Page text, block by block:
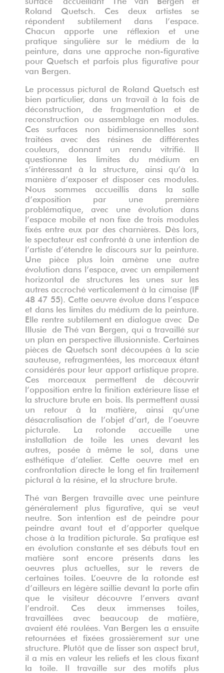
Roland Quetsch. Ces deux artistes se
répondent subtilement dans l’espace.
Chacun apporte une réflexion et une
pratique singulière sur le médium de la
peinture, dans une approche non-figurative
pour Quetsch et parfois plus figurative pour
van Bergen.
Le processus pictural de Roland Quetsch est
bien particulier, dans un travail à la fois de
déconstruction, de fragmentation et de
reconstruction ou assemblage en modules.
Ces surfaces non bidimensionnelles sont
traitées avec des résines de différentes
couleurs, donnant un rendu vitrifié. Il
questionne les limites du médium en
s’intéressant à la structure, ainsi qu’à la
manière d’exposer et disposer ces modules.
Nous sommes accueillis dans la salle
d’exposition par une première
problématique, avec une évolution dans
l’espace mobile et non fixe de trois modules
fixés entre eux par des charnières. Dès lors,
le spectateur est confronté à une intention de
l’artiste d’étendre le discours sur la peinture.
Une pièce plus loin amène une autre
évolution dans l’espace, avec un empilement
horizontal de structures les unes sur les
autres accroché verticalement à la cimaise (IF
48 47 55). Cette oeuvre évolue dans l’espace
et dans les limites du médium de la peinture.
Elle rentre subtilement en dialogue avec De
Illusie de Thé van Bergen, qui a travaillé sur
un plan en perspective illusionniste. Certaines
pièces de Quetsch sont découpées à la scie
sauteuse, refragmentées, les morceaux étant
considérés pour leur apport artistique propre.
Ces morceaux permettent de découvrir
l’opposition entre la finition extérieure lisse et
la structure brute en bois. Ils permettent aussi
un retour à la matière, ainsi qu’une
désacralisation de l’objet d’art, de l’oeuvre
picturale. La rotonde accueille une
installation de toile les unes devant les
autres, posée à même le sol, dans une
esthétique d’atelier. Cette oeuvre met en
confrontation directe le long et fin traitement
pictural à la résine, et la structure brute.
Thé van Bergen travaille avec une peinture
généralement plus figurative, qui se veut
neutre. Son intention est de peindre pour
peindre avant tout et d’apporter quelque
chose à la tradition picturale. Sa pratique est
en évolution constante et ses débuts tout en
matière sont encore présents dans les
oeuvres plus actuelles, sur le revers de
certaines toiles. L’oeuvre de la rotonde est
d’ailleurs en légère saillie devant la porte afin
que le visiteur découvre l’envers avant
l’endroit. Ces deux immenses toiles,
travaillées avec beaucoup de matière,
avaient été roulées. Van Bergen les a ensuite
retournées et fixées grossièrement sur une
structure. Plutôt que de lisser son aspect brut,
il a mis en valeur les reliefs et les clous fixant
la toile. Il travaille sur des motifs plus